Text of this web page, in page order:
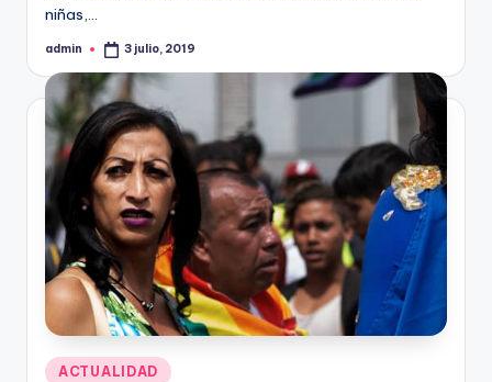
niñas,…
Publicado
admin 3 julio, 2019
Publicado
ACTUALIDAD